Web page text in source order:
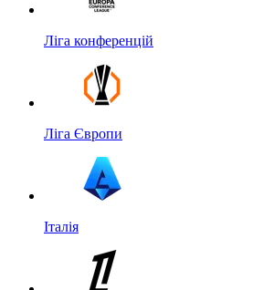
Ліга конференцій
Ліга Європи
Італія